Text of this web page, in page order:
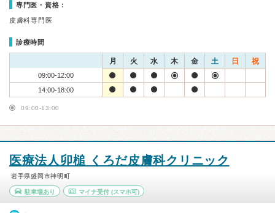
専門医・資格：
皮膚科専門医
診療時間
月 火 水 木 金 土 日 祝
09:00-12:00
14:00-18:00
09:00-13:00
医療法人卯槌 くろだ皮膚科クリニック
岩手県盛岡市神明町
駐車場あり マイナ受付(スマホ可)